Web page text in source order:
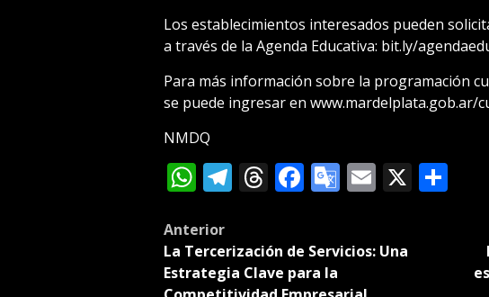
Los establecimientos interesados pueden
a través de la Agenda Educativa: bit.ly/
Para más información sobre la programación
se puede ingresar en www.mardelplata.gob.ar/
NMDQ
WhatsApp
Telegram
Threads
Facebook
Google
Translate
Email
X
Post
navigation
Anterior
La Tercerización de Servicios: Una
Estrategia Clave para la